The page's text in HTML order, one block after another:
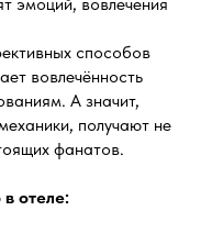
способов
вовлечённость
А значит,
получают не
фанатов.
отеле: